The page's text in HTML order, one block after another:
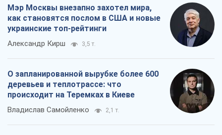
Мэр Москвы внезапно захотел мира,
как становятся послом в США и новые
украинские топ-рейтинги
Александр Кирш 3,5 т.
О запланированной вырубке более 600
деревьев и теплотрассе: что
происходит на Теремках в Киеве
Владислав Самойленко 2,1 т.